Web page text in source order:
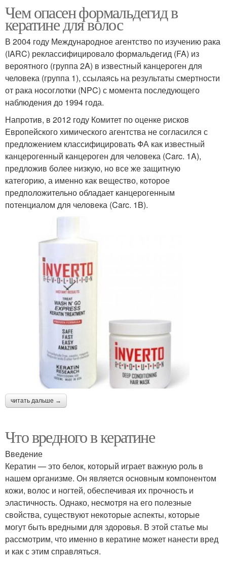
Чем опасен формальдегид в
кератине для волос
В 2004 году Международное агентство по изучению рака
(IARC) реклассифицировало формальдегид (FA) из
вероятного (группа 2A) в известный канцероген для
человека (группа 1), ссылаясь на результаты смертности
от рака носоглотки (NPC) с момента последующего
наблюдения до 1994 года.
Напротив, в 2012 году Комитет по оценке рисков
Европейского химического агентства не согласился с
предложением классифицировать ФА как известный
канцерогенный канцероген для человека (Carc. 1A),
предложив более низкую, но все же защитную
категорию, а именно как вещество, которое
предположительно обладает канцерогенным
потенциалом для человека (Carc. 1B).
читать дальше →
Что вредного в кератине
Введение
Кератин — это белок, который играет важную роль в
нашем организме. Он является основным компонентом
кожи, волос и ногтей, обеспечивая их прочность и
эластичность. Однако, несмотря на его полезные
свойства, существуют некоторые аспекты, которые
могут быть вредными для здоровья. В этой статье мы
рассмотрим, что именно в кератине может нанести вред
и как с этим справляться.